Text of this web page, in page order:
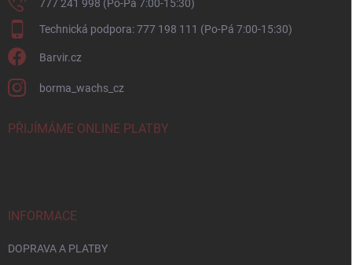
777 241 998 (Po-Pá 7:00-15:30)
Technická podpora: 777 198 111 (Po-Pá 7:00-15:30)
Barvir.cz
borma_wachs_cz
PŘIJÍMÁME ONLINE PLATBY
INFORMACE
DOPRAVA A PLATBY